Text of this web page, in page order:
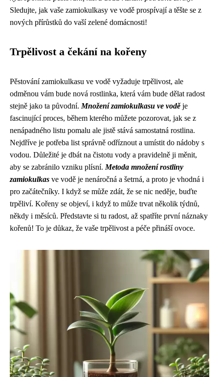
Sledujte, jak vaše zamiokulkasy ve vodě prospívají a těšte se z
nových přírůstků do vaší zelené domácnosti!
Trpělivost a čekání na kořeny
Pěstování zamiokulkasu ve vodě vyžaduje trpělivost, ale
odměnou vám bude nová rostlinka, která vám bude dělat radost
stejně jako ta původní. Množení zamiokulkasu ve voděje
fascinující proces, během kterého můžete pozorovat, jak se z
nenápadného listu pomalu ale jistě stává samostatná rostlina.
Nejdříve je potřeba list správně odříznout a umístit do nádoby s
vodou. Důležité je dbát na čistotu vody a pravidelně ji měnit,
aby se zabránilo vzniku plísní. Metoda množení rostliny
zamiokulkas ve vodě je nenáročná a šetrná, a proto je vhodná i
pro začátečníky. I když se může zdát, že se nic neděje, buďte
trpěliví. Kořeny se objeví, i když to může trvat několik týdnů,
někdy i měsíců. Představte si tu radost, až spatříte první náznaky
kořenů! To je důkaz, že vaše trpělivost a péče přináší ovoce.